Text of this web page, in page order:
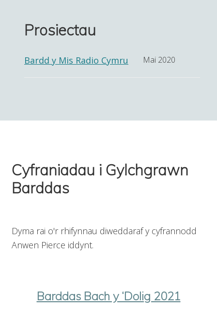
Prosiectau
Bardd y Mis Radio Cymru Mai 2020
Cyfraniadau i Gylchgrawn
Barddas
Dyma rai o'r rhifynnau diweddaraf y cyfrannodd
Anwen Pierce iddynt.
Barddas Bach y ‘Dolig 2021